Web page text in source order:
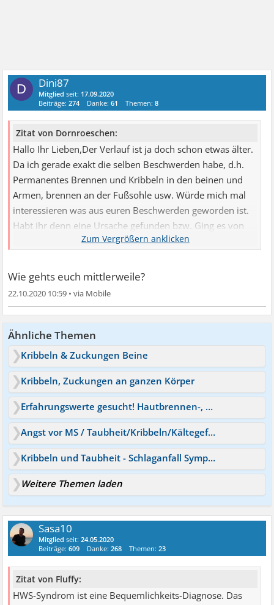
D Dini87
Mitglied seit: 17.09.2020
Beiträge:274 Danke:61 Themen:8
Zitat von Dornroeschen:
Hallo Ihr Lieben,Der Verlauf ist ja doch schon etwas älter.
Da ich gerade exakt die selben Beschwerden habe, d.h.
Permanentes Brennen und Kribbeln in den beinen und
Armen, brennen an der Fußsohle usw. Würde mich mal
interessieren was aus euren Beschwerden geworden ist.
Habt ihr denn eine Ursache gefunden bzw. Ging es von
allein wieder weg?Habe schon diverse Untersuchungen
BEI 297. Muss dazu sagen das ich bin Weihnachten starke
Hormontabletten nehmen musste, welche mich, man
Wechseljahre versetzt haben. Parallel habe ich begonnen
mein Antidepressiva auszuschleichen. Da ich generell an
einer hypochondrischen Angststörung leide war die Sache
für meinen Neuro glasklar... Psyche. Ich bin aber in guter
therapeutische Behandlung. Trotzdem verschwindet das
Brennen und Kribbeln leider nicht.Bin für jeden Rat
dankbar. Zum verrückt werden diese Kribbelei.
Wie gehts euch mittlerweile?
22.10.2020 10:59 •
Ähnliche Themen
Kribbeln & Zuckungen Beine
Kribbeln, Zuckungen an ganzen Körper
Erfahrungswerte gesucht! Hautbrennen-, Kribbeln, Taubheit
Angst vor MS / Taubheit/Kribbeln/Kältegefühl
Kribbeln und Taubheit - Schlaganfall Symptome?
Weitere Themen laden
Sasa10
Mitglied seit:24.05.2020
Beiträge:609 Danke:268 Themen:23
Zitat von Fluffy:
HWS-Syndrom ist eine Bequemlichkeits-Diagnose. Das